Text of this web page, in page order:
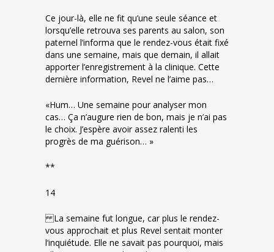
Ce jour-là, elle ne fit qu’une seule séance et
lorsqu’elle retrouva ses parents au salon, son
paternel l’informa que le rendez-vous était fixé
dans une semaine, mais que demain, il allait
apporter l’enregistrement à la clinique. Cette
dernière information, Revel ne l’aime pas…
«Hum… Une semaine pour analyser mon
cas… Ça n’augure rien de bon, mais je n’ai pas
le choix. J’espère avoir assez ralenti les
progrès de ma guérison… »
**
14
La semaine fut longue, car plus le rendez-
vous approchait et plus Revel sentait monter
l’inquiétude. Elle ne savait pas pourquoi, mais